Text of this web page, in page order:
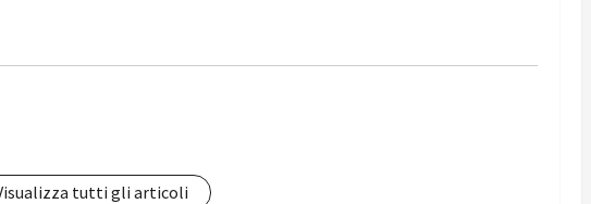
tutti gli articoli